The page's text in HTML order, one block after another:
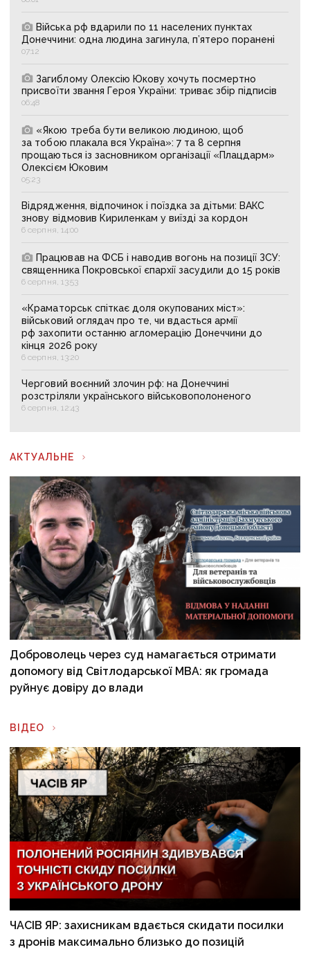
Війська рф вдарили по 11 населених пунктах
Донеччини: одна людина загинула, п’ятеро поранені
07:12
Загиблому Олексію Юкову хочуть посмертно
присвоїти звання Героя України: триває збір підписів
06:48
«Якою треба бути великою людиною, щоб
за тобою плакала вся Україна»: 7 та 8 серпня
прощаються із засновником організації «Плацдарм»
Олексієм Юковим
05:23
Відрядження, відпочинок і поїздка за дітьми: ВАКС
знову відмовив Кириленкам у виїзді за кордон
6 серпня, 14:00
Працював на ФСБ і наводив вогонь на позиції ЗСУ:
священника Покровської єпархії засудили до 15 років
6 серпня, 13:53
«Краматорськ спіткає доля окупованих міст»:
військовий оглядач про те, чи вдасться армії
рф захопити останню агломерацію Донеччини до
кінця 2026 року
6 серпня, 13:20
Черговий воєнний злочин рф: на Донеччині
розстріляли українського військовополоненого
6 серпня, 12:43
АКТУАЛЬНЕ
Доброволець через суд намагається отримати
допомогу від Світлодарської МВА: як громада
руйнує довіру до влади
ВІДЕО
ЧАСІВ ЯР: захисникам вдається скидати посилки
з дронів максимально близько до позицій